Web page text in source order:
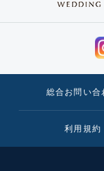
総合お問い合
利用規約